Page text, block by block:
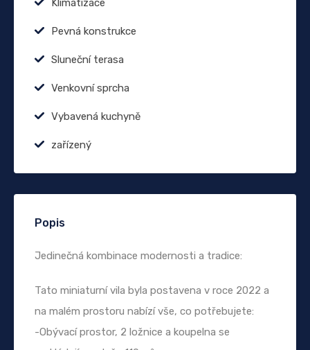
Klimatizace
Pevná konstrukce
Sluneční terasa
Venkovní sprcha
Vybavená kuchyně
zařízený
Popis
Jedinečná kombinace modernosti a tradice:
Tato miniaturní vila byla postavena v roce 2022 a
na malém prostoru nabízí vše, co potřebujete:
-Obývací prostor, 2 ložnice a koupelna se